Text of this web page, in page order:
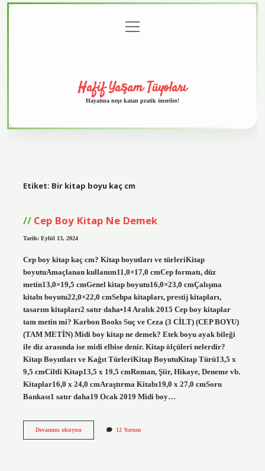
menüyü
aç
Hafif Yaşam Tüyoları
Hayatına neşe katan pratik öneriler!
Etiket: Bir kitap boyu kaç cm
Cep Boy Kitap Ne Demek
Tarih: Eylül 13, 2024
Cep boy kitap kaç cm? Kitap boyutları ve türleriKitap
boyutuAmaçlanan kullanım11,0×17,0 cmCep formatı, düz
metin13,0×19,5 cmGenel kitap boyutu16,0×23,0 cmÇalışma
kitabı boyutu22,0×22,0 cmSehpa kitapları, prestij kitapları,
tasarım kitapları2 satır daha•14 Aralık 2015 Cep boy kitaplar
tam metin mi? Karbon Books Suç ve Ceza (3 CİLT) (CEP BOYU)
(TAM METİN) Midi boy kitap ne demek? Etek boyu ayak bileği
ile diz arasında ise midi elbise denir. Kitap ölçüleri nelerdir?
Kitap Boyutları ve Kağıt TürleriKitap BoyutuKitap Türü13,5 x
9,5 cmCiltli Kitap13,5 x 19,5 cmRoman, Şiir, Hikaye, Deneme vb.
Kitaplar16,0 x 24,0 cmAraştırma Kitabı19,0 x 27,0 cmSoru
Bankası1 satır daha19 Ocak 2019 Midi boy…
Devamını okuyunCep
12 Yorum